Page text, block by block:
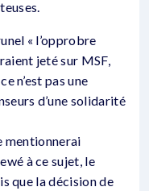
« l’opprobre
jeté sur MSF,
n’est pas une
d’une solidarité
mentionnerai
à ce sujet, le
que la décision de